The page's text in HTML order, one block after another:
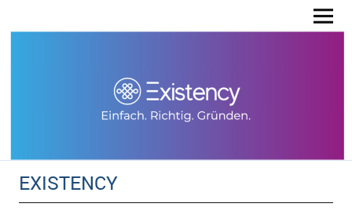
Menü aufklappen
EXISTENCY